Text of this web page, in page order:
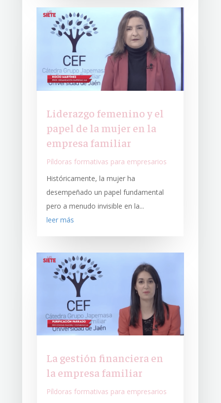
Liderazgo femenino y el
papel de la mujer en la
empresa familiar
Píldoras formativas para empresarios
Históricamente, la mujer ha
desempeñado un papel fundamental
pero a menudo invisible en la...
leer más
La gestión financiera en
la empresa familiar
Píldoras formativas para empresarios